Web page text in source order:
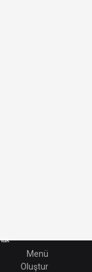
Menü
Oluştur